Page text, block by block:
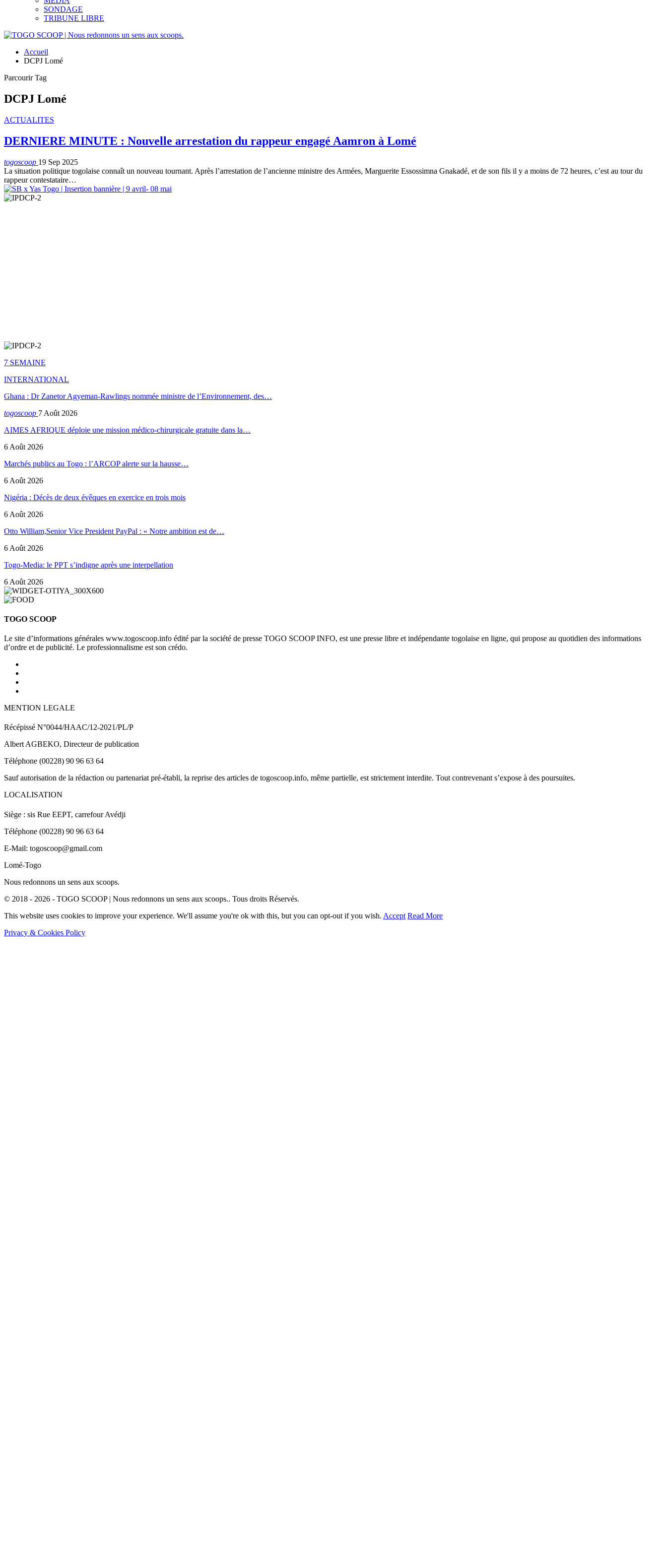
SONDAGE
TRIBUNE LIBRE
Accueil
DCPJ Lomé
Parcourir Tag
DCPJ Lomé
ACTUALITES
DERNIERE MINUTE : Nouvelle arrestation du rappeur engagé Aamron à Lomé
togoscoop 19 Sep 2025
La situation politique togolaise connaît un nouveau tournant. Après l’arrestation de l’ancienne ministre des Armées, Marguerite Essossimna Gnakadé, et de son fils il y a moins de 72 heures, c’est au tour du
rappeur contestataire…
7 SEMAINE
INTERNATIONAL
Ghana : Dr Zanetor Agyeman-Rawlings nommée ministre de l’Environnement, des…
togoscoop 7 Août 2026
AIMES AFRIQUE déploie une mission médico-chirurgicale gratuite dans la…
6 Août 2026
Marchés publics au Togo : l’ARCOP alerte sur la hausse…
6 Août 2026
Nigéria : Décès de deux évêques en exercice en trois mois
6 Août 2026
Otto William,Senior Vice President PayPal : « Notre ambition est de…
6 Août 2026
Togo-Media: le PPT s’indigne après une interpellation
6 Août 2026
TOGO SCOOP
Le site d’informations générales www.togoscoop.info édité par la société de presse TOGO SCOOP INFO, est une presse libre et indépendante togolaise en ligne, qui propose au quotidien des informations
d’ordre et de publicité. Le professionnalisme est son crédo.
MENTION LEGALE
Récépissé N°0044/HAAC/12-2021/PL/P
Albert AGBEKO, Directeur de publication
Téléphone (00228) 90 96 63 64
Sauf autorisation de la rédaction ou partenariat pré-établi, la reprise des articles de togoscoop.info, même partielle, est strictement interdite. Tout contrevenant s’expose à des poursuites.
LOCALISATION
Siège : sis Rue EEPT, carrefour Avédji
Téléphone (00228) 90 96 63 64
E-Mail: togoscoop@gmail.com
Lomé-Togo
Nous redonnons un sens aux scoops.
© 2018 - 2026 - TOGO SCOOP | Nous redonnons un sens aux scoops.. Tous droits Réservés.
This website uses cookies to improve your experience. We'll assume you're ok with this, but you can opt-out if you wish. Accept Read More
Privacy & Cookies Policy